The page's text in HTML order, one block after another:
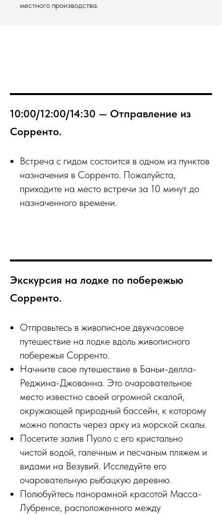
местного производства.
10:00/12:00/14:30 — Отправление из
Сорренто.
Встреча с гидом состоится в одном из пунктов
назначения в Сорренто. Пожалуйста,
приходите на место встречи за 10 минут до
назначенного времени.
Экскурсия на лодке по побережью
Сорренто.
Отправьтесь в живописное двухчасовое
путешествие на лодке вдоль живописного
побережья Сорренто.
Начните свое путешествие в Баньи-делла-
Реджина-Джованна. Это очаровательное
место известно своей огромной скалой,
окружающей природный бассейн, к которому
можно попасть через арку из морской скалы.
Посетите залив Пуоло с его кристально
чистой водой, галечным и песчаным пляжем и
видами на Везувий. Исследуйте его
очаровательную рыбацкую деревню.
Полюбуйтесь панорамной красотой Масса-
Лубренсе, расположенного между